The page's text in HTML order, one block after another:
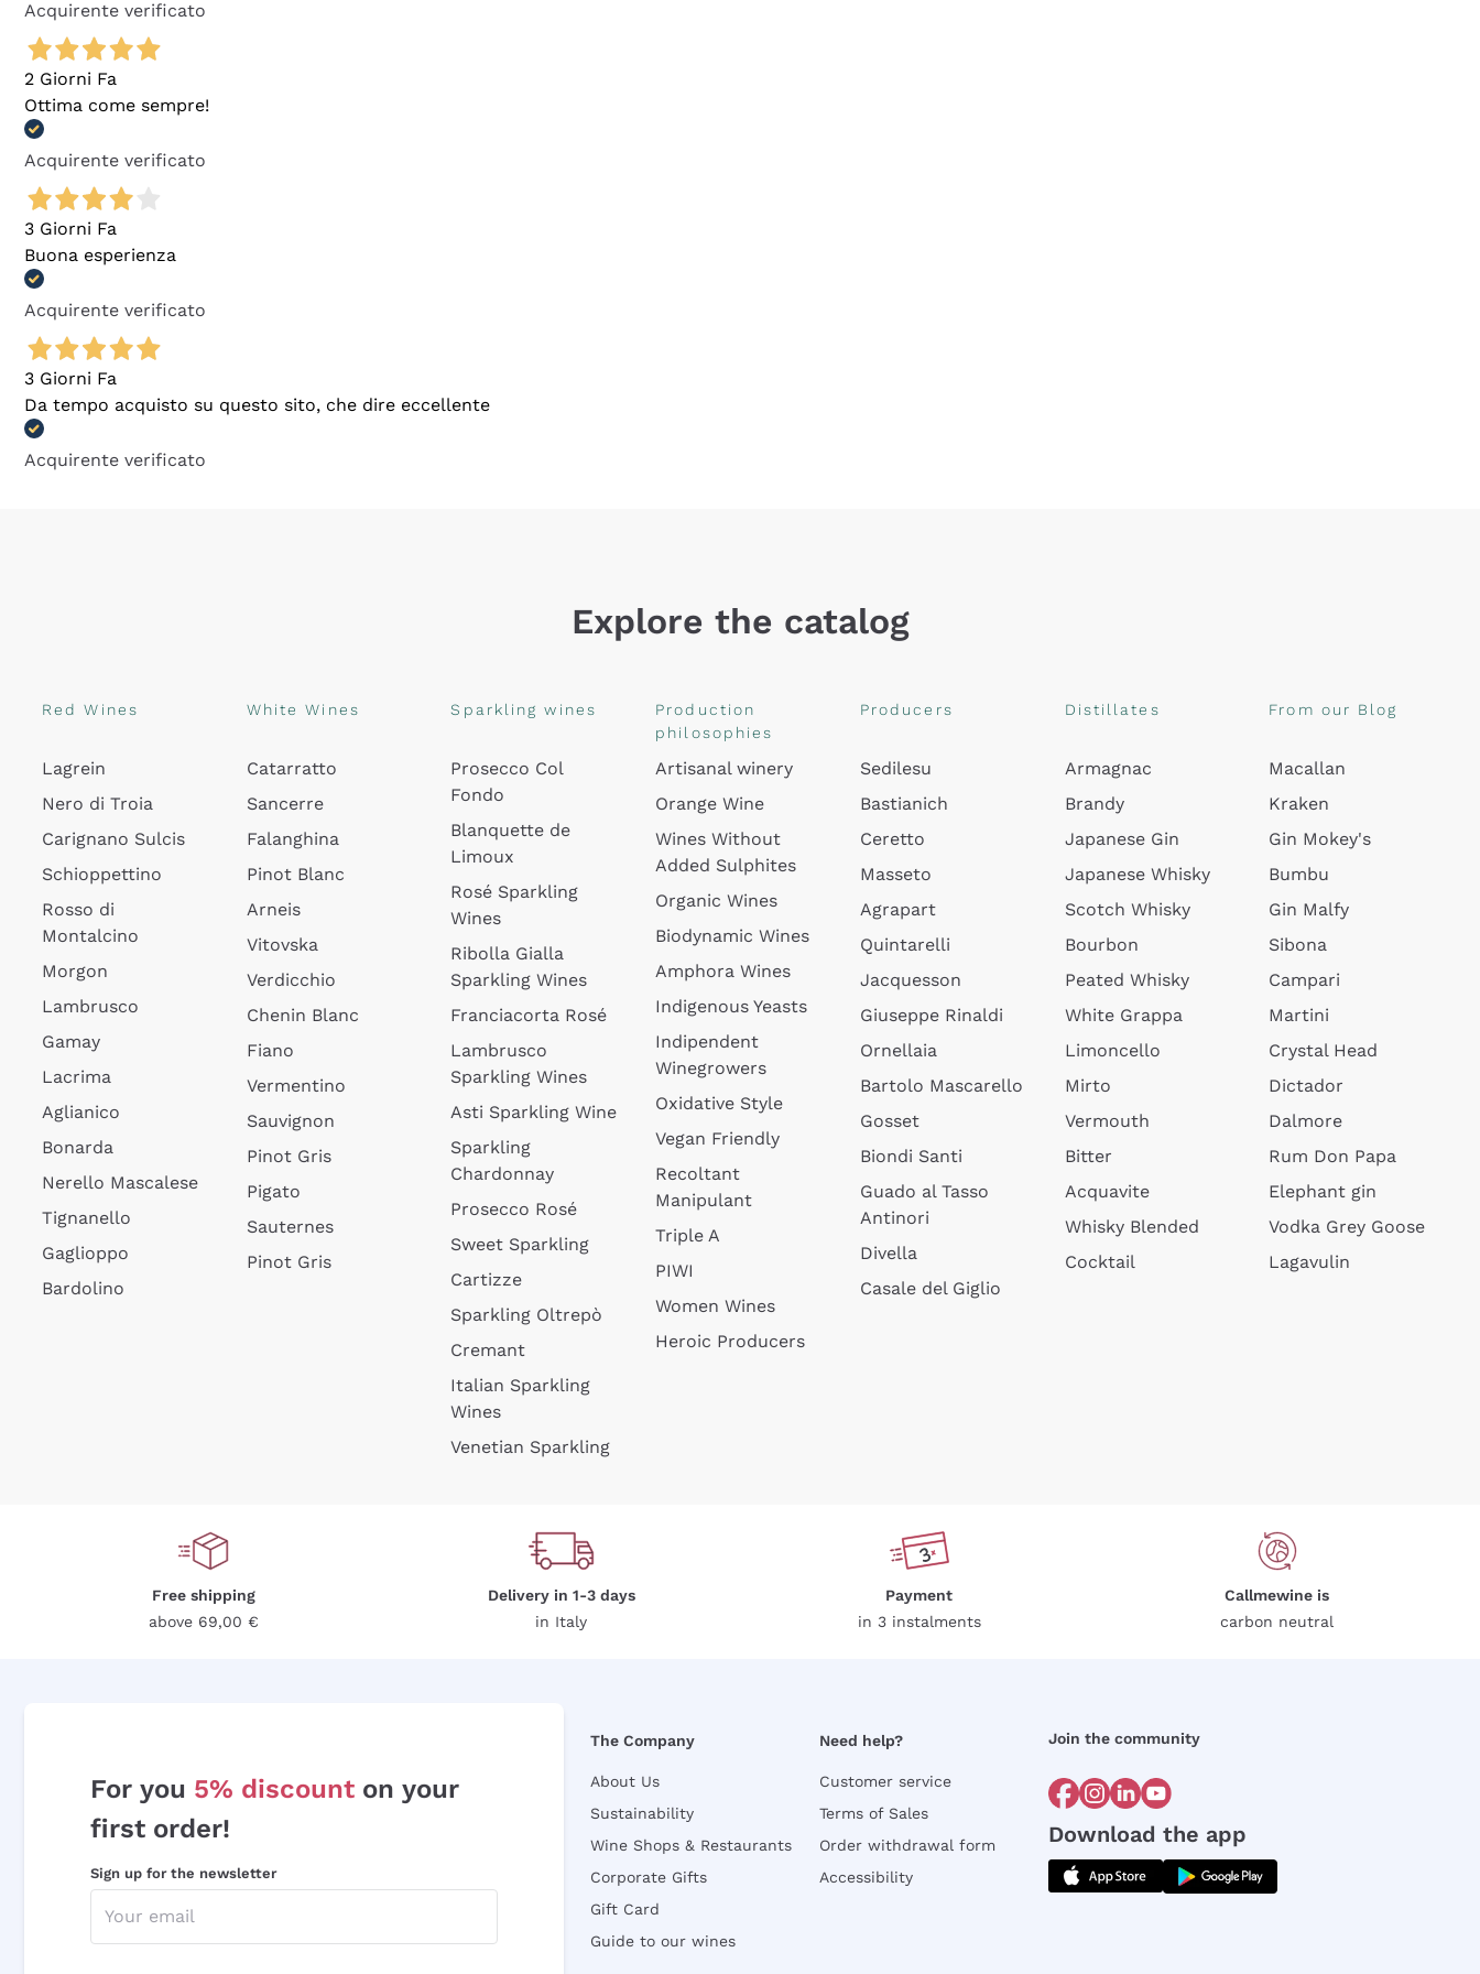
Acquirente verificato
2 Giorni Fa
Ottima come sempre!
Acquirente verificato
3 Giorni Fa
Buona esperienza
Acquirente verificato
3 Giorni Fa
Da tempo acquisto su questo sito, che dire eccellente
Acquirente verificato
Explore the catalog
Red Wines
Lagrein
Nero di Troia
Carignano Sulcis
Schioppettino
Rosso di
Montalcino
Morgon
Lambrusco
Gamay
Lacrima
Aglianico
Bonarda
Nerello Mascalese
Tignanello
Gaglioppo
Bardolino
White Wines
Catarratto
Sancerre
Falanghina
Pinot Blanc
Arneis
Vitovska
Verdicchio
Chenin Blanc
Fiano
Vermentino
Sauvignon
Pinot Gris
Pigato
Sauternes
Pinot Gris
Sparkling wines
Prosecco Col
Fondo
Blanquette de
Limoux
Rosé Sparkling
Wines
Ribolla Gialla
Sparkling Wines
Franciacorta Rosé
Lambrusco
Sparkling Wines
Asti Sparkling Wine
Sparkling
Chardonnay
Prosecco Rosé
Sweet Sparkling
Cartizze
Sparkling Oltrepò
Cremant
Italian Sparkling
Wines
Venetian Sparkling
Production
philosophies
Artisanal winery
Orange Wine
Wines Without
Added Sulphites
Organic Wines
Biodynamic Wines
Amphora Wines
Indigenous Yeasts
Indipendent
Winegrowers
Oxidative Style
Vegan Friendly
Recoltant
Manipulant
Triple A
PIWI
Women Wines
Heroic Producers
Producers
Sedilesu
Bastianich
Ceretto
Masseto
Agrapart
Quintarelli
Jacquesson
Giuseppe Rinaldi
Ornellaia
Bartolo Mascarello
Gosset
Biondi Santi
Guado al Tasso
Antinori
Divella
Casale del Giglio
Distillates
Armagnac
Brandy
Japanese Gin
Japanese Whisky
Scotch Whisky
Bourbon
Peated Whisky
White Grappa
Limoncello
Mirto
Vermouth
Bitter
Acquavite
Whisky Blended
Cocktail
From our Blog
Macallan
Kraken
Gin Mokey's
Bumbu
Gin Malfy
Sibona
Campari
Martini
Crystal Head
Dictador
Dalmore
Rum Don Papa
Elephant gin
Vodka Grey Goose
Lagavulin
Free shipping
above 69,00 €
Delivery in 1-3 days
in Italy
Payment
in 3 instalments
Callmewine is
carbon neutral
For you 5% discount on your
first order!
Sign up for the newsletter
The Company
About Us
Sustainability
Wine Shops & Restaurants
Corporate Gifts
Gift Card
Guide to our wines
Need help?
Customer service
Terms of Sales
Order withdrawal form
Accessibility
Join the community
Download the app